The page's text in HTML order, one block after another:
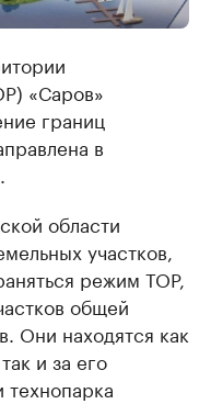
«Саров»
границ
в
области
участков,
режим ТОР,
общей
Они находятся как
и за его